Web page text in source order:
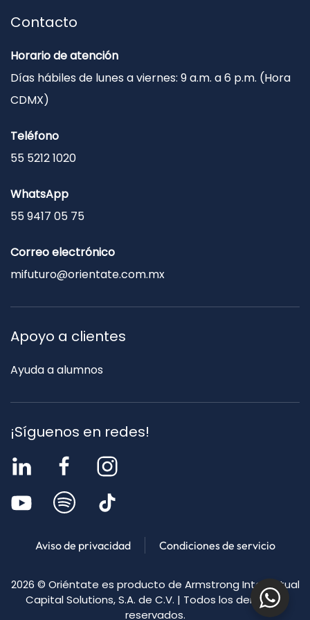
Contacto
Horario de atención
Días hábiles de lunes a viernes: 9 a.m. a 6 p.m. (Hora
CDMX)
Teléfono
55 5212 1020
WhatsApp
55 9417 05 75
Correo electrónico
mifuturo@orientate.com.mx
Apoyo a clientes
Ayuda a alumnos
¡Síguenos en redes!
Aviso de privacidad Condiciones de servicio
2026 © Oriéntate es producto de Armstrong Intellectual
Capital Solutions, S.A. de C.V. | Todos los derechos
reservados.